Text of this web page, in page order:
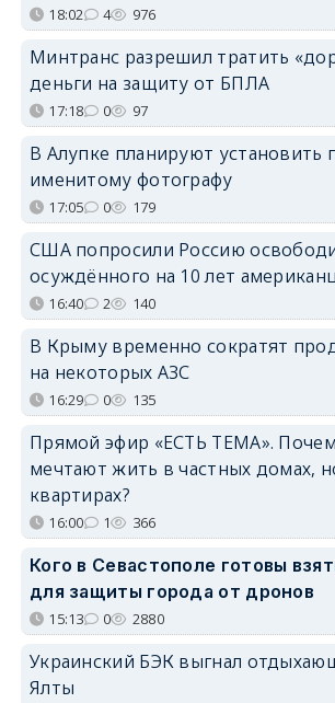
18:02 4 976
Минтранс разрешил тратить
деньги на защиту от БПЛА
17:18 0 97
В Алупке планируют установить
именитому фотографу
17:05 0 179
США попросили Россию
осуждённого на 10 лет
16:40 2 140
В Крыму временно сократят
на некоторых АЗС
16:29 0 135
Прямой эфир «ЕСТЬ ТЕМА».
мечтают жить в частных домах,
квартирах?
16:00 1 366
Кого в Севастополе готовы
для защиты города от дронов
15:13 0 2880
Украинский БЭК выгнал
Ялты